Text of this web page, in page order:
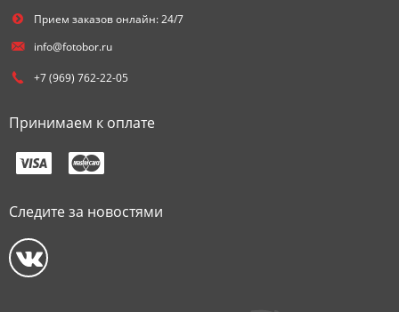
Прием заказов онлайн: 24/7
info@fotobor.ru
+7 (969) 762-22-05
Принимаем к оплате
Следите за новостями